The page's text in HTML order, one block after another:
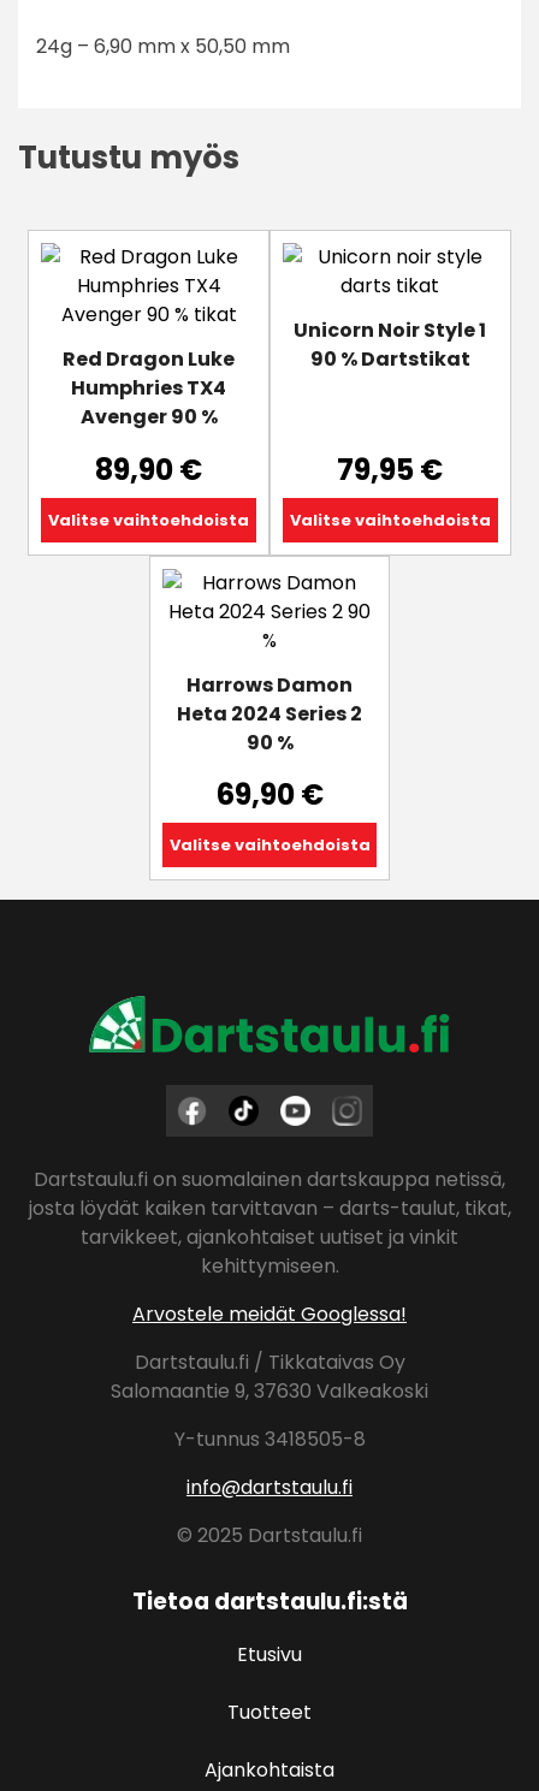
24g – 6,90 mm x 50,50 mm
Tutustu myös
Red Dragon Luke
Humphries TX4
Avenger 90 %
89,90€
Valitse vaihtoehdoista
Tällä
tuotteella
on
muunnelma.
Voit
tehdä
valinnat
tuotteen
sivulla.
Unicorn Noir Style 1
90 % Dartstikat
79,95€
Valitse vaihtoehdoista
Tällä
tuotteella
useampi
muunnelma.
valinnat
tuotteen
sivulla.
Harrows Damon
Heta 2024 Series 2
90 %
69,90€
Valitse vaihtoehdoista
Tällä
tuotteella
muunnelma.
Voit
valinnat
tuotteen
sivulla.
Dartstaulu.fi on suomalainen dartskauppa netissä,
josta löydät kaiken tarvittavan – darts-taulut, tikat,
tarvikkeet, ajankohtaiset uutiset ja vinkit
kehittymiseen.
Arvostele meidät Googlessa!
Dartstaulu.fi / Tikkataivas Oy
Salomaantie 9, 37630 Valkeakoski
Y-tunnus 3418505-8
info@dartstaulu.fi
© 2025 Dartstaulu.fi
Tietoa dartstaulu.fi:stä
Etusivu
Tuotteet
Ajankohtaista